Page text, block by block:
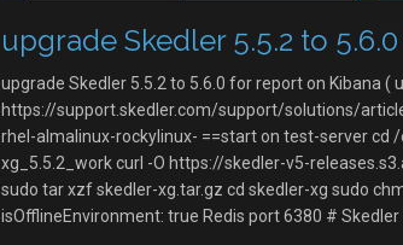
upgrade Skedler 5.5.2 to
upgrade Skedler 5.5.2 to 5.6.0 for report on Kibana (
https://support.skedler.com/support/solutions/
rhel-almalinux-rockylinux- ==start on test-server cd
xg_5.5.2_work curl -O https://skedler-v5-
sudo tar xzf skedler-xg.tar.gz cd skedler-xg sudo
isOfflineEnvironment: true Redis port 6380 #